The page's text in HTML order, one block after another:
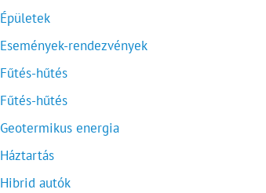
Épületek
Események-rendezvények
Fűtés-hűtés
Fűtés-hűtés
Geotermikus energia
Háztartás
Hibrid autók